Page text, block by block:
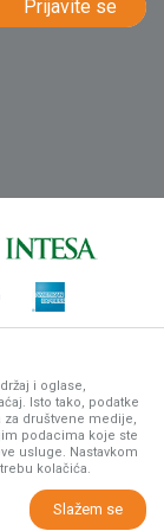
Prijavite se
prikazu
da su sve
ali ne
trenutku.
. Sva prava zadržana.
i oglase,
Isto tako, podatke
društvene medije,
podacima koje ste
usluge. Nastavkom
kolačića.
Slažem se